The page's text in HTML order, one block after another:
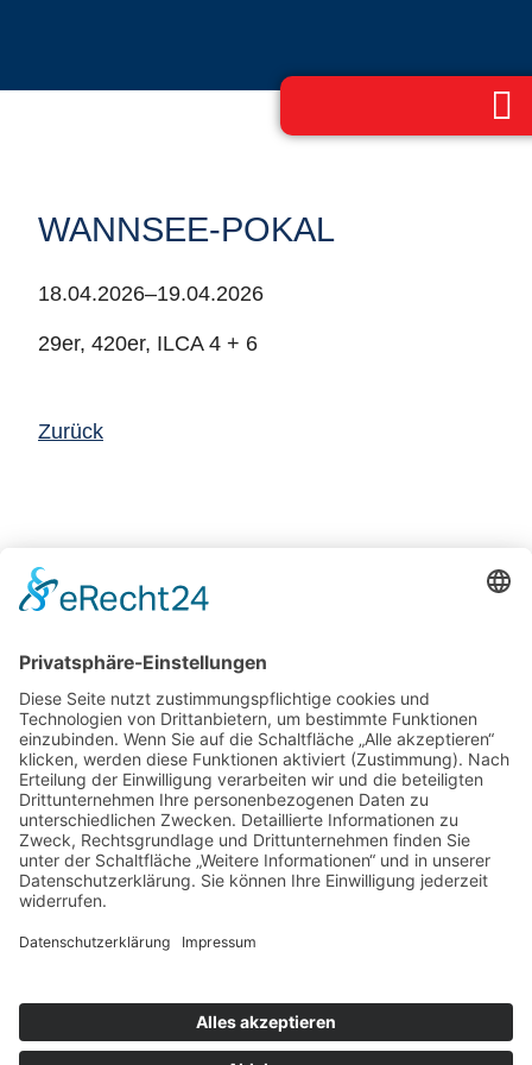
WANNSEE-POKAL
18.04.2026–19.04.2026
29er, 420er, ILCA 4 + 6
Zurück
Potsdamer Yacht Club e. V.
Königstr. 3A
14109 Berlin
Tel: +49 30 805 35 58
KONTAKT |IMPRESSUM|DATENSCHUTZ